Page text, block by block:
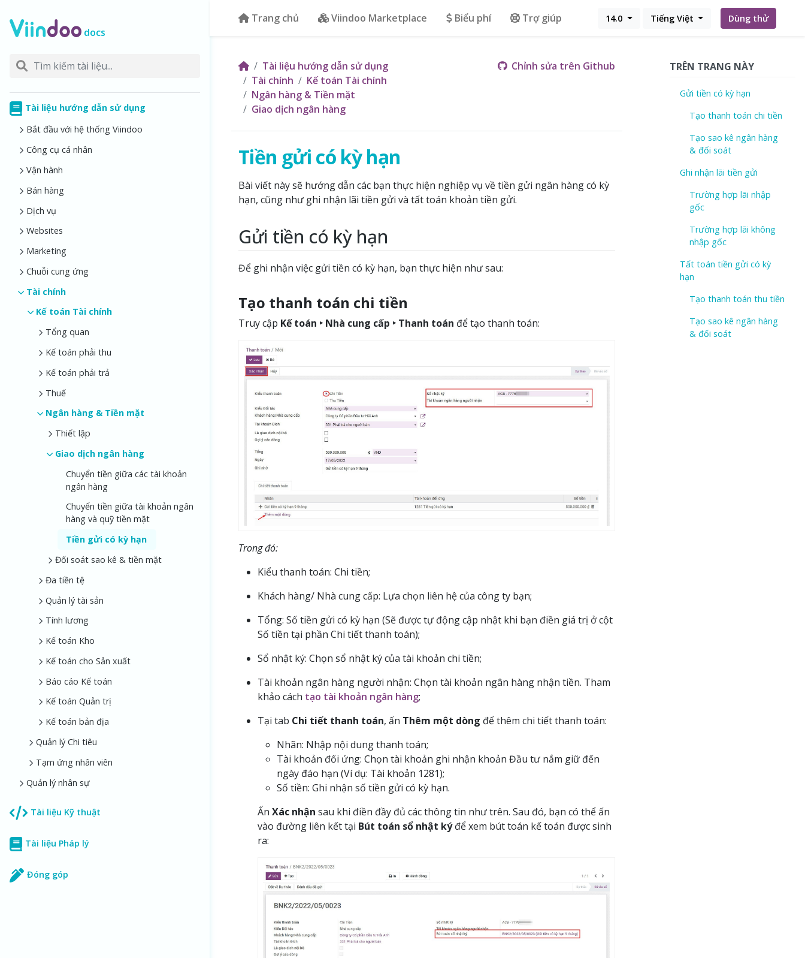
docs
Tài liệu hướng dẫn sử dụng
Bắt đầu với hệ thống Viindoo
Công cụ cá nhân
Vận hành
Bán hàng
Dịch vụ
Websites
Marketing
Chuỗi cung ứng
Tài chính
Kế toán Tài chính
Tổng quan
Kế toán phải thu
Kế toán phải trả
Thuế
Ngân hàng & Tiền mặt
Thiết lập
Giao dịch ngân hàng
Chuyển tiền giữa các tài khoản
ngân hàng
Chuyển tiền giữa tài khoản ngân
hàng và quỹ tiền mặt
Tiền gửi có kỳ hạn
Đối soát sao kê & tiền mặt
Đa tiền tệ
Quản lý tài sản
Tính lương
Kế toán Kho
Kế toán cho Sản xuất
Báo cáo Kế toán
Kế toán Quản trị
Kế toán bản địa
Quản lý Chi tiêu
Tạm ứng nhân viên
Quản lý nhân sự
Tài liệu Kỹ thuật
Tài liệu Pháp lý
Đóng góp
Trang chủ Viindoo Marketplace Biểu phí Trợ giúp 14.0 Tiếng Việt Dùng thử
Tài liệu hướng dẫn sử dụng
Tài chính
Kế toán Tài chính
Ngân hàng & Tiền mặt
Giao dịch ngân hàng
Chỉnh sửa trên Github
Tiền gửi có kỳ hạn
Bài viết này sẽ hướng dẫn các bạn thực hiện nghiệp vụ về tiền gửi ngân hàng có kỳ
hạn, cũng như ghi nhận lãi tiền gửi và tất toán khoản tiền gửi.
Gửi tiền có kỳ hạn
Để ghi nhận việc gửi tiền có kỳ hạn, bạn thực hiện như sau:
Tạo thanh toán chi tiền
Truy cập Kế toán ‣ Nhà cung cấp ‣ Thanh toán để tạo thanh toán:
Trong đó:
Kiểu thanh toán: Chi tiền;
Khách hàng/ Nhà cung cấp: Lựa chọn liên hệ của công ty bạn;
Tổng: Số tiền gửi có kỳ hạn (Sẽ được tự động cập nhật khi bạn điền giá trị ở cột
Số tiền tại phần Chi tiết thanh toán);
Sổ nhật ký: Chọn sổ nhật ký của tài khoản chi tiền;
Tài khoản ngân hàng người nhận: Chọn tài khoản ngân hàng nhận tiền. Tham
khảo cách tạo tài khoản ngân hàng;
Tại tab Chi tiết thanh toán, ấn Thêm một dòng để thêm chi tiết thanh toán:
Nhãn: Nhập nội dung thanh toán;
Tài khoản đối ứng: Chọn tài khoản ghi nhận khoản Đầu tư nắm giữ đến
ngày đáo hạn (Ví dụ: Tài khoản 1281);
Số tiền: Ghi nhận số tiền gửi có kỳ hạn.
Ấn Xác nhận sau khi điền đầy đủ các thông tin như trên. Sau đó, bạn có thể ấn
vào đường liên kết tại Bút toán sổ nhật kýđể xem bút toán kế toán được sinh
ra:
TRÊN TRANG NÀY
Gửi tiền có kỳ hạn
Tạo thanh toán chi tiền
Tạo sao kê ngân hàng
& đối soát
Ghi nhận lãi tiền gửi
Trường hợp lãi nhập
gốc
Trường hợp lãi không
nhập gốc
Tất toán tiền gửi có kỳ
hạn
Tạo thanh toán thu tiền
Tạo sao kê ngân hàng
& đối soát